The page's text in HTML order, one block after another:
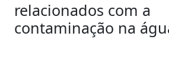
relacionados com a
contaminação na